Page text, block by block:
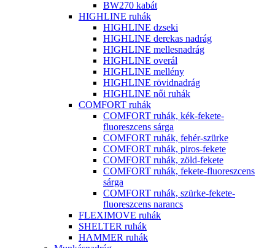
BW270 kabát
HIGHLINE ruhák
HIGHLINE dzseki
HIGHLINE derekas nadrág
HIGHLINE mellesnadrág
HIGHLINE overál
HIGHLINE mellény
HIGHLINE rövidnadrág
HIGHLINE női ruhák
COMFORT ruhák
COMFORT ruhák, kék-fekete-
fluoreszcens sárga
COMFORT ruhák, fehér-szürke
COMFORT ruhák, piros-fekete
COMFORT ruhák, zöld-fekete
COMFORT ruhák, fekete-fluoreszcens
sárga
COMFORT ruhák, szürke-fekete-
fluoreszcens narancs
FLEXIMOVE ruhák
SHELTER ruhák
HAMMER ruhák